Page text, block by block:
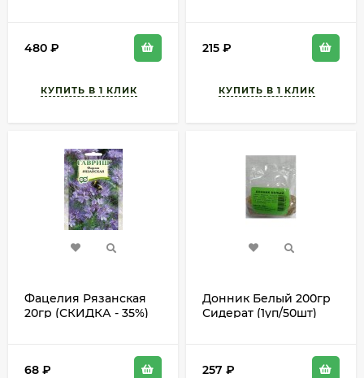
480 ₽ 215 ₽
Фацелия Рязанская
20гр (СКИДКА - 35%)
68 ₽
Донник Белый 200гр
Сидерат (1уп/50шт)
257 ₽